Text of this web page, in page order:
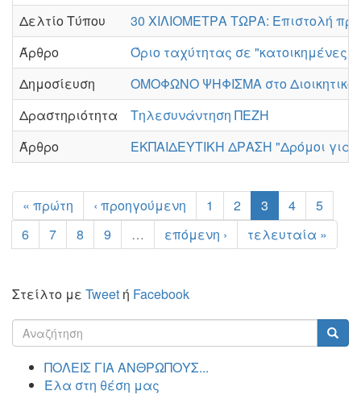
Δελτίο Τύπου
30 ΧΙΛΙΟΜΕΤΡΑ ΤΩΡΑ: Επιστολή
Άρθρο
Όριο ταχύτητας σε "κατοικημένες
Δημοσίευση
ΟΜΟΦΩΝΟ ΨΗΦΙΣΜΑ στο Διοικητικό
Δραστηριότητα
Τηλεσυνάντηση ΠΕΖΗ
Άρθρο
ΕΚΠΑΙΔΕΥΤΙΚΗ ΔΡΑΣΗ "Δρόμοι για
« πρώτη ‹ προηγούμενη 1 2 3 4
5
6
7 8 9 … επόμενη › τελευταία »
Στείλτο με Tweet ή Facebook
Φόρμα
αναζήτησης
ΠΟΛΕΙΣ ΓΙΑ ΑΝΘΡΩΠΟΥΣ...
Έλα στη θέση μας